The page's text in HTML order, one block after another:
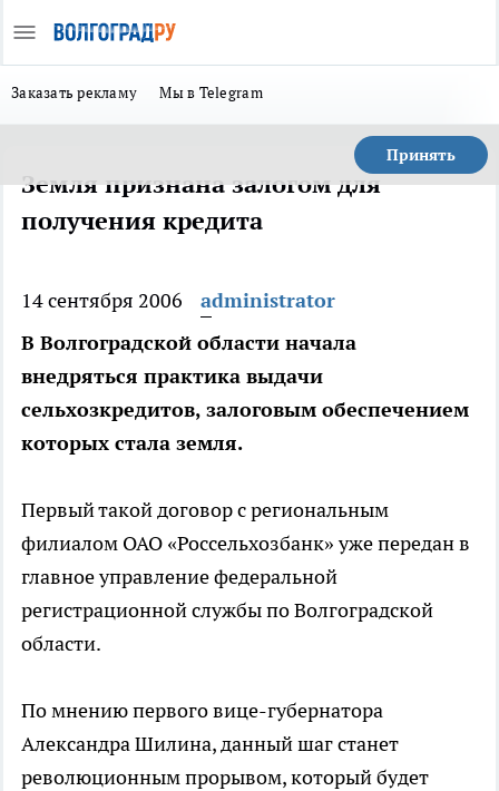
Заказать рекламу Мы в Telegram
Принять
Земля признана залогом для
получения кредита
14 сентября 2006
administrator
В Волгоградской области начала
внедряться практика выдачи
сельхозкредитов, залоговым обеспечением
которых стала земля.
Первый такой договор с региональным
филиалом ОАО «Россельхозбанк» уже передан в
главное управление федеральной
регистрационной службы по Волгоградской
области.
По мнению первого вице-губернатора
Александра Шилина, данный шаг станет
революционным прорывом, который будет